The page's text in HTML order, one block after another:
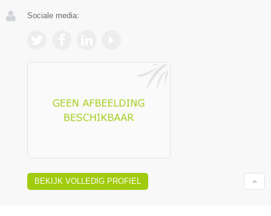
Sociale media:
BEKIJK VOLLEDIG PROFIEL